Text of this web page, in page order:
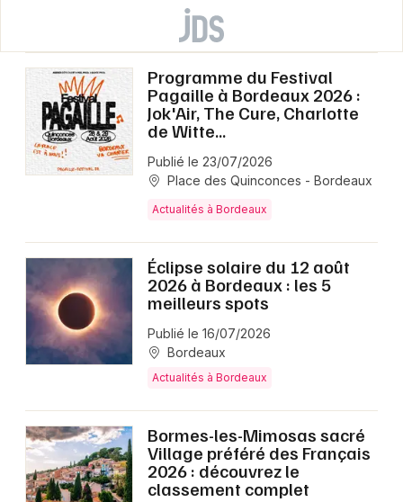
Programme du Festival
Pagaille à Bordeaux 2026 :
Jok'Air, The Cure, Charlotte
de Witte...
Publié le 23/07/2026
Place des Quinconces - Bordeaux
Actualités à Bordeaux
Éclipse solaire du 12 août
2026 à Bordeaux : les 5
meilleurs spots
Publié le 16/07/2026
Bordeaux
Actualités à Bordeaux
Bormes-les-Mimosas sacré
Village préféré des Français
2026 : découvrez le
classement complet